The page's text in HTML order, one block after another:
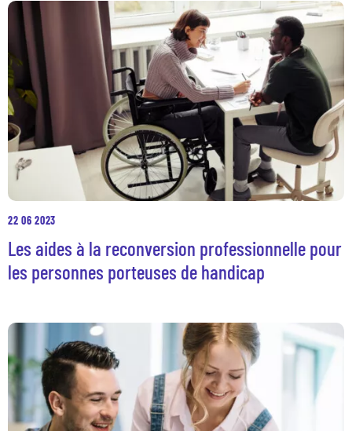
22 06 2023
Les aides à la reconversion professionnelle pour
les personnes porteuses de handicap